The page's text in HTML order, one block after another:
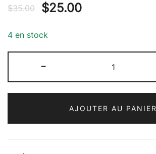
$35.00 $25.00
4 en stock
-
de
Parure
Raffinée
AJOUTER AU PANIER